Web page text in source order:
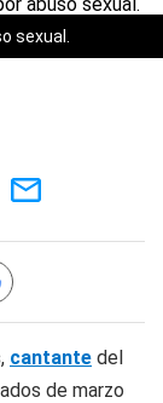
sexual.
, cantante del
de marzo